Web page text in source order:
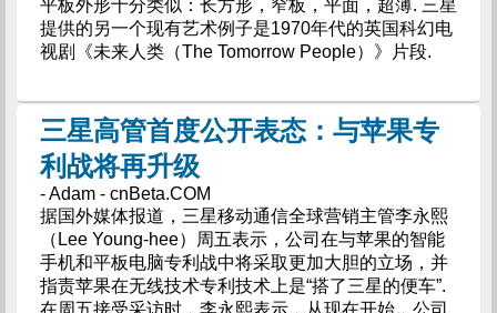
平板外形十分类似：长方形，窄板，平面，超薄. 三星
提供的另一个现有艺术例子是1970年代的英国科幻电
视剧《未来人类（The Tomorrow People）》片段.
三星高管首度公开表态：与苹果专
利战将再升级
- Adam - cnBeta.COM
据国外媒体报道，三星移动通信全球营销主管李永熙
（Lee Young-hee）周五表示，公司在与苹果的智能
手机和平板电脑专利战中将采取更加大胆的立场，并
指责苹果在无线技术专利技术上是“搭了三星的便车”.
在周五接受采访时，李永熙表示，从现在开始，公司